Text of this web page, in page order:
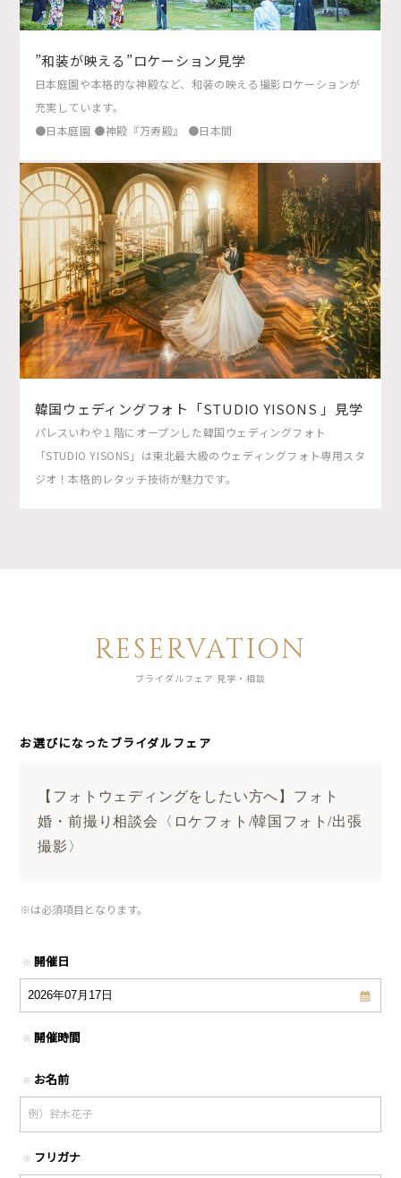
”和装が映える”ロケーション見学
日本庭園や本格的な神殿など、和装の映える撮影ロケーションが
充実しています。
●日本庭園 ●神殿『万寿殿』 ●日本間
韓国ウェディングフォト「STUDIO YISONS 」見学
パレスいわや１階にオープンした韓国ウェディングフォト
「STUDIO YISONS」は東北最大級のウェディングフォト専用スタ
ジオ！本格的レタッチ技術が魅力です。
RESERVATION
ブライダルフェア 見学・相談
お選びになったブライダルフェア
【フォトウェディングをしたい方へ】フォト
婚・前撮り相談会〈ロケフォト/韓国フォト/出張
撮影〉
※は必須項目となります。
※ 開催日
※ 開催時間
※ お名前
※ フリガナ